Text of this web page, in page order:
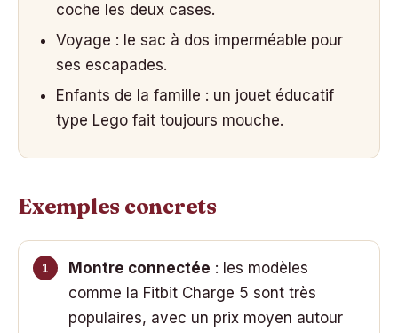
coche les deux cases.
Voyage : le sac à dos imperméable pour
ses escapades.
Enfants de la famille : un jouet éducatif
type Lego fait toujours mouche.
Exemples concrets
Montre connectée : les modèles
comme la Fitbit Charge 5 sont très
populaires, avec un prix moyen autour